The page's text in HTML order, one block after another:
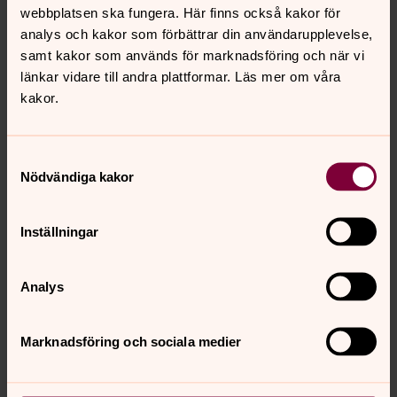
webbplatsen ska fungera. Här finns också kakor för
analys och kakor som förbättrar din användarupplevelse,
samt kakor som används för marknadsföring och när vi
länkar vidare till andra plattformar. Läs mer om våra
kakor.
Nödvändiga kakor
Inställningar
Analys
Marknadsföring och sociala medier
Joakim Rosengren
Direkt: